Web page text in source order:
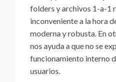
folders y archivos 1-a-1
inconveniente a la hora
moderna y robusta. En
nos ayuda a que no se
funcionamiento interno
usuarios.